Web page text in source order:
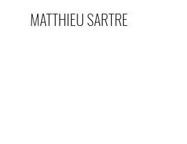
MATTHIEU SARTRE